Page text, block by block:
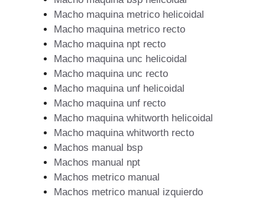
Macho maquina metrico helicoidal
Macho maquina metrico recto
Macho maquina npt recto
Macho maquina unc helicoidal
Macho maquina unc recto
Macho maquina unf helicoidal
Macho maquina unf recto
Macho maquina whitworth helicoidal
Macho maquina whitworth recto
Machos manual bsp
Machos manual npt
Machos metrico manual
Machos metrico manual izquierdo